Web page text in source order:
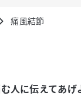
MBA Global
痛風結節
人に伝えてあげ